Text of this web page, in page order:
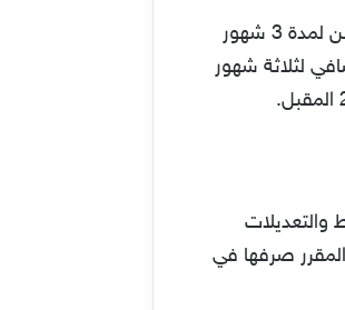
كما ذكرنا سابقاً، فقد أصدر خادم الحرمين الشريفين “سلمان بن عبد العزيز آل سعود” توجيه ملكي بتمديد العمل بحساب المواطن لمدة 3 شهور
الإضافي لثلاثة شهور
وهي الشروط والتعديلات
71 من حساب المواطن والتي من المقرر صرفها في